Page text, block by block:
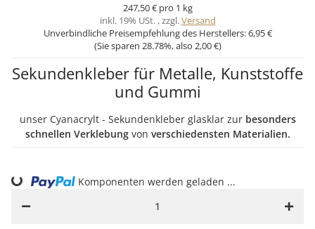
247,50 € pro 1 kg
inkl. 19% USt. , zzgl. Versand
Unverbindliche Preisempfehlung des Herstellers:6,95 €
(Sie sparen 28.78%, also 2,00 €)
Sekundenkleber für Metalle, Kunststoffe
und Gummi
unser Cyanacrylt - Sekundenkleber glasklar zur besonders
schnellen Verklebungvon verschiedensten Materialien.
Loading... Komponenten werden geladen ...